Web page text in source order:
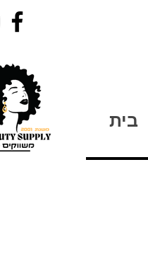
בית